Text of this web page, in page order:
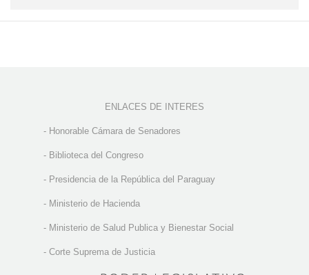
ENLACES DE INTERES
- Honorable Cámara de Senadores
- Biblioteca del Congreso
- Presidencia de la República del Paraguay
- Ministerio de Hacienda
- Ministerio de Salud Publica y Bienestar Social
- Corte Suprema de Justicia